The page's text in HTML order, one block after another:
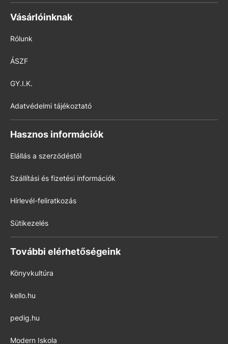
Vásárlóinknak
Rólunk
ÁSZF
GY.I.K.
Adatvédelmi tájékoztató
Hasznos információk
Elállás a szerződéstől
Szállítási és fizetési információk
Hírlevél-feliratkozás
Sütikezelés
További elérhetőségeink
Könyvkultúra
kello.hu
pedig.hu
Modern Iskola